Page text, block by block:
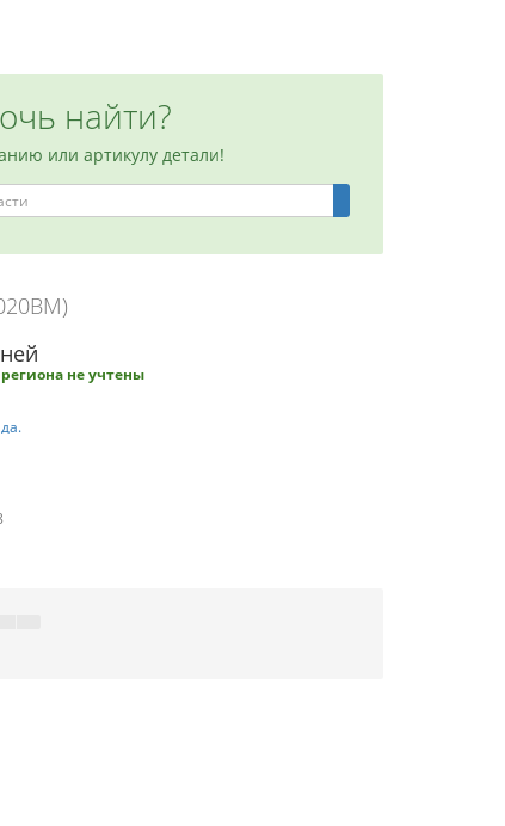
найти?
или артикулу детали!
не учтены